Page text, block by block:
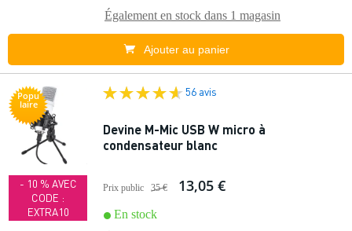
Également en stock dans 1 magasin
Ajouter au panier
Popu
laire
- 10 % AVEC
CODE :
EXTRA10
56 avis
Devine M-Mic USB W micro à
condensateur blanc
Prix public 35 € 13,05 €
En stock